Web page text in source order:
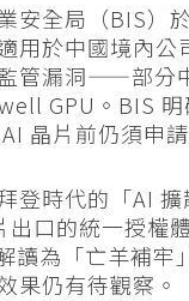
安全局（BIS）
用於中國境內
管漏洞——部分
GPU。BIS
晶片前仍須申
登時代的「AI
口的統一授權
讀為「亡羊補
果仍有待觀察。